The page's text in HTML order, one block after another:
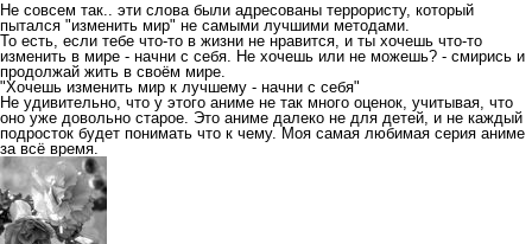
Не совсем так.. эти слова были адресованы террористу, который
пытался "изменить мир" не самыми лучшими методами.
То есть, если тебе что-то в жизни не нравится, и ты хочешь что-то
изменить в мире - начни с себя. Не хочешь или не можешь? - смирись и
продолжай жить в своём мире.
"Хочешь изменить мир к лучшему - начни с себя"
Не удивительно, что у этого аниме не так много оценок, учитывая, что
оно уже довольно старое. Это аниме далеко не для детей, и не каждый
подросток будет понимать что к чему. Моя самая любимая серия аниме
за всё время.